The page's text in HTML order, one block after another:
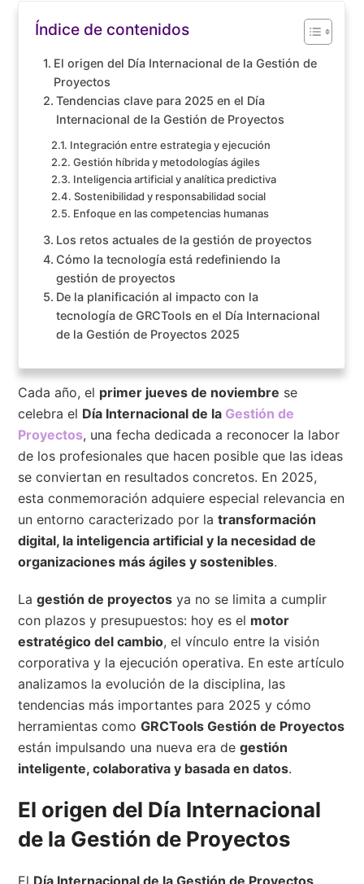
Índice de contenidos
El origen del Día Internacional de la Gestión de
Proyectos
Tendencias clave para 2025 en el Día
Internacional de la Gestión de Proyectos
Integración entre estrategia y ejecución
Gestión híbrida y metodologías ágiles
Inteligencia artificial y analítica predictiva
Sostenibilidad y responsabilidad social
Enfoque en las competencias humanas
Los retos actuales de la gestión de proyectos
Cómo la tecnología está redefiniendo la
gestión de proyectos
De la planificación al impacto con la
tecnología de GRCTools en el Día Internacional
de la Gestión de Proyectos 2025
Cada año, el primer jueves de noviembre se
celebra el Día Internacional de la Gestión de
Proyectos, una fecha dedicada a reconocer la labor
de los profesionales que hacen posible que las ideas
se conviertan en resultados concretos. En 2025,
esta conmemoración adquiere especial relevancia en
un entorno caracterizado por latransformación
digital, la inteligencia artificial y la necesidad de
organizaciones más ágiles y sostenibles.
Lagestión de proyectos ya no se limita a cumplir
con plazos y presupuestos: hoy es el motor
estratégico del cambio, el vínculo entre la visión
corporativa y la ejecución operativa. En este artículo
analizamos la evolución de la disciplina, las
tendencias más importantes para 2025 y cómo
herramientas comoGRCTools Gestión de Proyectos
están impulsando una nueva era degestión
inteligente, colaborativa y basada en datos.
El origen del Día Internacional
de la Gestión de Proyectos